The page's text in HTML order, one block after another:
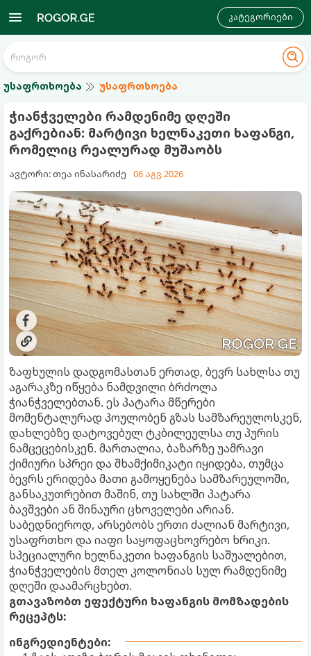
კატეგორიები
უსაფრთხოება უსაფრთხოება
ჭიანჭველები რამდენიმე დღეში
გაქრებიან: მარტივი ხელნაკეთი ხაფანგი,
რომელიც რეალურად მუშაობს
ავტორი: თეა ინასარიძე 06 აგვ 2026
ზაფხულის დადგომასთან ერთად, ბევრ სახლსა თუ
აგარაკზე იწყება ნამდვილი ბრძოლა
ჭიანჭველებთან. ეს პატარა მწერები
მომენტალურად პოულობენ გზას სამზარეულოსკენ,
დახლებზე დატოვებულ ტკბილეულსა თუ პურის
ნამცეცებისკენ. მართალია, ბაზარზე უამრავი
ქიმიური სპრეი და შხამქიმიკატი იყიდება, თუმცა
ბევრს ერიდება მათი გამოყენება სამზარეულოში,
განსაკუთრებით მაშინ, თუ სახლში პატარა
ბავშვები ან შინაური ცხოველები არიან.
საბედნიეროდ, არსებობს ერთი ძალიან მარტივი,
უსაფრთხო და იაფი საყოფაცხოვრებო ხრიკი.
სპეციალური ხელნაკეთი ხაფანგის საშუალებით,
ჭიანჭველების მთელ კოლონიას სულ რამდენიმე
დღეში დაამარცხებთ.
გთავაზობთ ეფექტური ხაფანგის მომზადების
რეცეპტს:
ინგრედიენტები: